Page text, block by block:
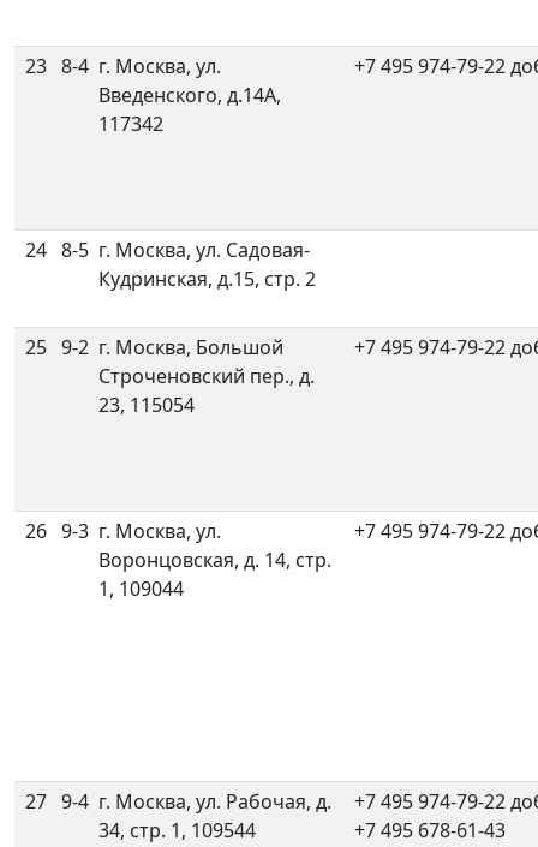
23 8-4 г. Москва, ул.
Введенского, д.14А,
117342
+7 495 974-79-22
24 8-5 г. Москва, ул. Садовая-
Кудринская, д.15, стр. 2
25 9-2 г. Москва, Большой
Строченовский пер., д.
23, 115054
+7 495 974-79-22
26 9-3 г. Москва, ул.
Воронцовская, д. 14, стр.
1, 109044
+7 495 974-79-22
27 9-4 г. Москва, ул. Рабочая, д.
34, стр. 1, 109544
+7 495 974-79-22
+7 495 678-61-43